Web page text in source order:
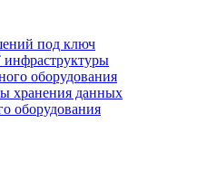
под ключ
оборудования
хранения данных
оборудования